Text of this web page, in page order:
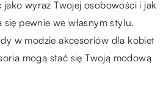
jako wyraz Twojej osobowości i jak
się pewnie we własnym stylu.
w modzie akcesoriów dla kobiet
mogą stać się Twoją modową